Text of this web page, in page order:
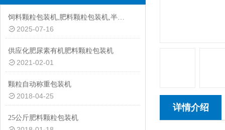
饲料颗粒包装机,肥料颗粒包装机,半自动颗粒包装机厂家
2025-07-16
供应化肥尿素有机肥料颗粒包装机
2021-02-01
颗粒自动称重包装机
2018-04-25
25公斤肥料颗粒包装机
详情介绍